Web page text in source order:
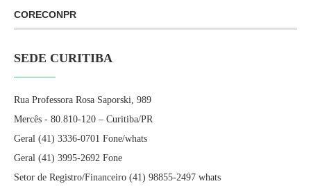
CORECONPR
SEDE CURITIBA
Rua Professora Rosa Saporski, 989
Mercês - 80.810-120 – Curitiba/PR
Geral (41) 3336-0701 Fone/whats
Geral (41) 3995-2692 Fone
Setor de Registro/Financeiro (41) 98855-2497 whats